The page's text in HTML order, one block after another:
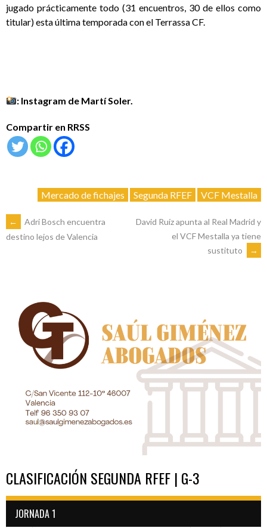
jugado prácticamente todo (31 encuentros, 30 de ellos como
titular) esta última temporada con el Terrassa CF.
: Instagram de Martí Soler.
Compartir en RRSS
Mercado de fichajes Segunda RFEF VCF Mestalla
NAVEGACIÓN
ENTRADAS
←
Adri Bosch encuentra
destino lejos de Valencia
David Ruíz apunta al Real Madrid y
el VCF Mestalla ya tiene
sustituto
→
CLASIFICACIÓN SEGUNDA RFEF | G-3
JORNADA 1